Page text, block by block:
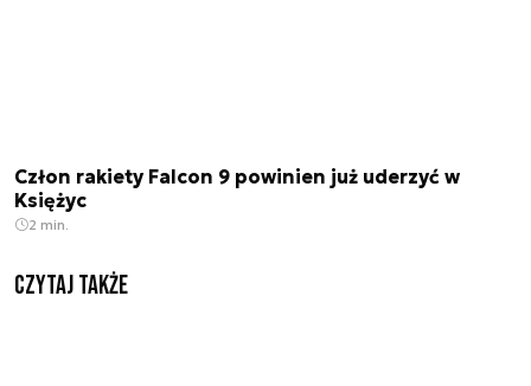
Człon rakiety Falcon 9 powinien już uderzyć w
Księżyc
2 min.
Czytaj także